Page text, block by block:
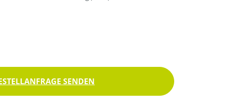
SENDEN